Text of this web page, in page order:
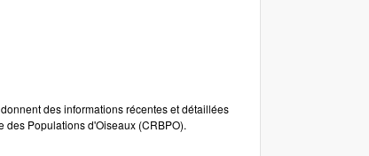
des informations récentes et détaillées
Populations d'Oiseaux (CRBPO).